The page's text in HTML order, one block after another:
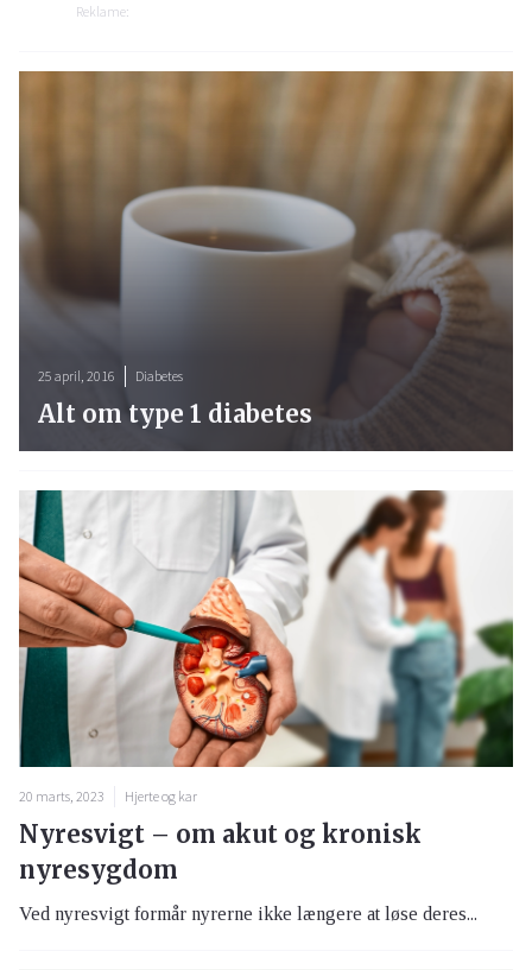
Reklame:
20 marts, 2023 Hjerte og kar
Nyresvigt – om akut og kronisk
nyresygdom
Ved nyresvigt formår nyrerne ikke længere at løse deres...
25 april, 2016 Diabetes
Alt om type 1 diabetes